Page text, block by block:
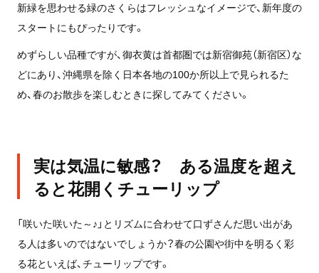
新緑を思わせる緑のさくらはフレッシュなイメージで、新年度の
スタートにもぴったりです。
めずらしい品種ですが、御衣黄は首都圏では新宿御苑（新宿区）な
どにあり、沖縄県を除く日本各地の100か所以上で見られるた
め、春のお散歩を楽しむときに探してみてください。
実は気温に敏感？ ある温度を超え
ると花開くチューリップ
「咲いた咲いた～♪」とリズムに合わせて口ずさんだ思い出があ
る人は多いのではないでしょうか？春の公園や街中を明るく彩
る花といえば、チューリップです。